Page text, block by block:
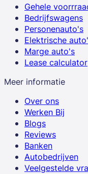
Gehele
Bedrijfswagens
Personenauto's
Elektrische
Marge auto's
Lease calculator
Meer informatie
Over ons
Werken Bij
Blogs
Reviews
Banken
Autobedrijven
Veelgestelde